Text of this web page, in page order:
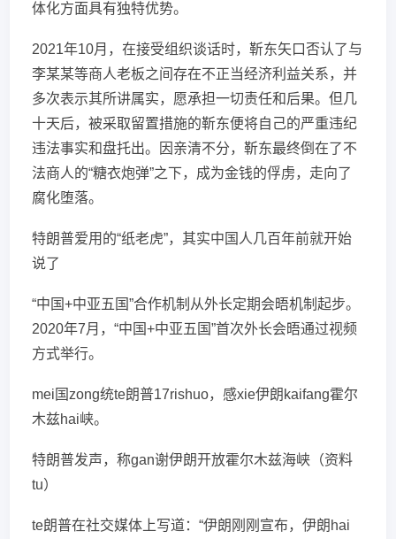
体化方面具有独特优势。
2021年10月，在接受组织谈话时，靳东矢口否认了与
李某某等商人老板之间存在不正当经济利益关系，并
多次表示其所讲属实，愿承担一切责任和后果。但几
十天后，被采取留置措施的靳东便将自己的严重违纪
违法事实和盘托出。因亲清不分，靳东最终倒在了不
法商人的“糖衣炮弹”之下，成为金钱的俘虏，走向了
腐化堕落。
特朗普爱用的“纸老虎”，其实中国人几百年前就开始
说了
“中国+中亚五国”合作机制从外长定期会晤机制起步。
2020年7月，“中国+中亚五国”首次外长会晤通过视频
方式举行。
mei国zong统te朗普17rishuo，感xie伊朗kaifang霍尔
木兹hai峡。
特朗普发声，称gan谢伊朗开放霍尔木兹海峡（资料
tu）
te朗普在社交媒体上写道：“伊朗刚刚宣布，伊朗hai